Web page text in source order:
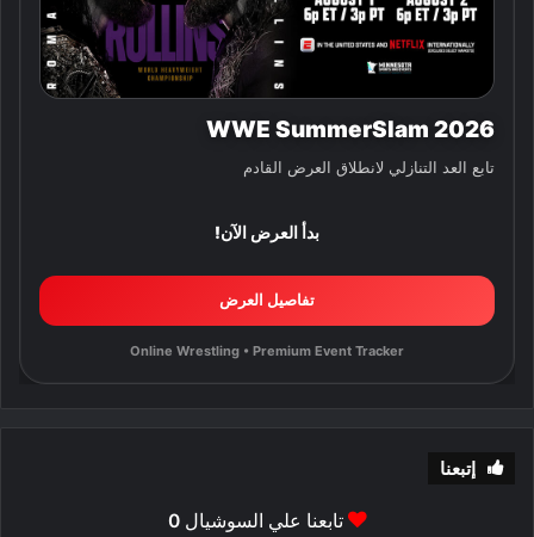
WWE SummerSlam 2026
تابع العد التنازلي لانطلاق العرض القادم
بدأ العرض الآن!
تفاصيل العرض
Online Wrestling • Premium Event Tracker
إتبعنا
تابعنا علي السوشيال0